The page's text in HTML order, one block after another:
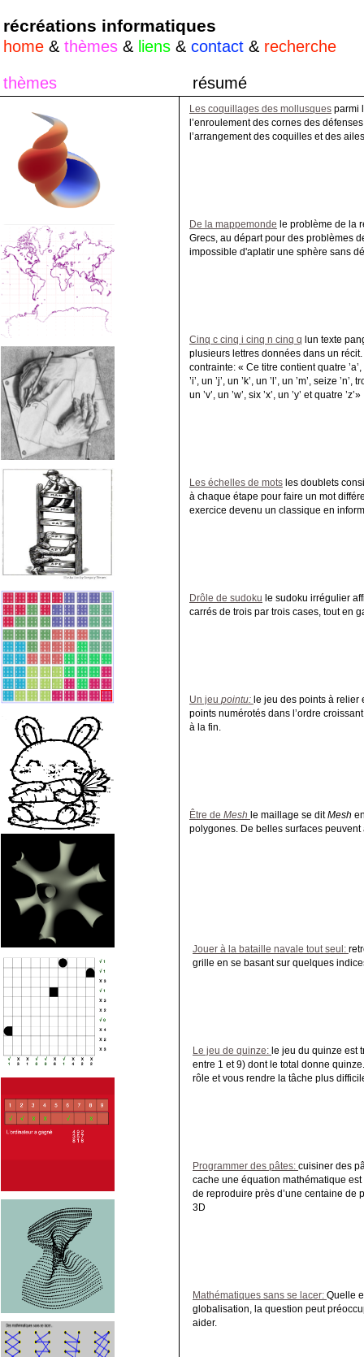
récréations informatiques
home & thèmes & liens & contact & recherche
résumé
thèmes
Les coquillages des mollusques parmi
l’enroulement des cornes des
l’arrangement des coquilles et des
De la mappemonde le problème de la
Grecs, au départ pour des problèmes
impossible d'aplatir une sphère sans
Cinq c cinq i cinq n cinq q lun texte
plusieurs lettres données dans un
contrainte: « Ce titre contient quatre ’a’,
’i’, un ’j’, un ’k’, un ’l’, un ’m’, seize
un ’v’, un ’w’, six ’x’, un ’y’ et quatre ’z’»
Les échelles de mots les doublets
à chaque étape pour faire un mot
exercice devenu un classique en
Drôle de sudoku le sudoku irrégulier
carrés de trois par trois cases, tout en
Un jeu pointu: le jeu des points à
points numérotés dans l’ordre
à la fin.
Être de Mesh le maillage se ditMesh
polygones. De belles surfaces
Jouer à la bataille navale tout seul:
grille en se basant sur quelques
Le jeu de quinze: le jeu du quinze est
entre 1 et 9) dont le total donne
rôle et vous rendre la tâche plus
Programmer des pâtes: cuisiner des
cache une équation mathématique
de reproduire près d’une centaine de
3D
Mathématiques sans se lacer: Quelle
globalisation, la question peut
aider.